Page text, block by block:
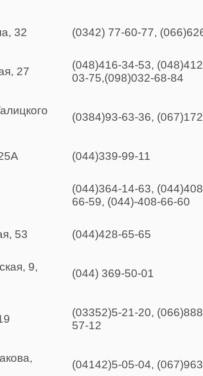
32 (0342) 77-60-77,
27
(048)416-34-53,
03-75,(098)032-68-84
(0384)93-63-36,
(044)339-99-11
(044)364-14-63,
66-59, (044)-408-66-60
53 (044)428-65-65
9,
(044) 369-50-01
(03352)5-21-20,
57-12
(04142)5-05-04,